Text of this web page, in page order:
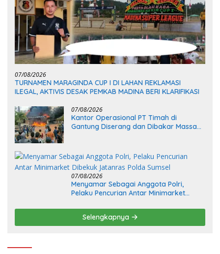
07/08/2026
TURNAMEN MARAGINDA CUP I DI LAHAN REKLAMASI
ILEGAL, AKTIVIS DESAK PEMKAB MADINA BERI KLARIFIKASI
07/08/2026
Kantor Operasional PT Timah di
Gantung Diserang dan Dibakar Massa
07/08/2026
Menyamar Sebagai Anggota Polri,
Pelaku Pencurian Antar Minimarket
Selengkapnya